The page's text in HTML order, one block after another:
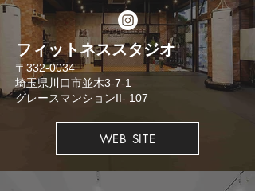
​フィットネススタジオ
​〒332-0034
埼玉県川口市並木3-7-1
​グレースマンションII- 107
WEB SITE